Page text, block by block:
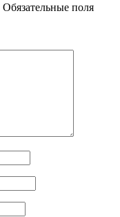
Обязательные поля